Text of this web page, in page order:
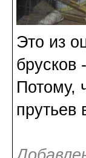
Это из
брусков
Потому,
прутьев